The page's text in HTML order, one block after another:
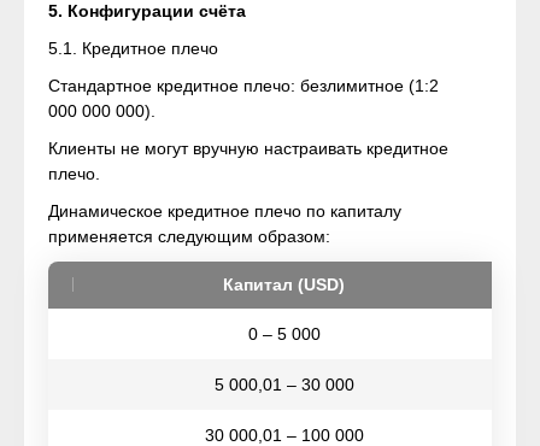
5. Конфигурации счёта
5.1. Кредитное плечо
Стандартное кредитное плечо: безлимитное (1:2
000 000 000).
Клиенты не могут вручную настраивать кредитное
плечо.
Динамическое кредитное плечо по капиталу
применяется следующим образом:
Капитал (USD)
0 – 5 000
5 000,01 – 30 000
30 000,01 – 100 000